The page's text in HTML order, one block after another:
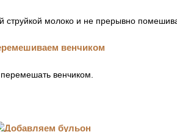
струйкой молоко и не прерывно
венчиком.